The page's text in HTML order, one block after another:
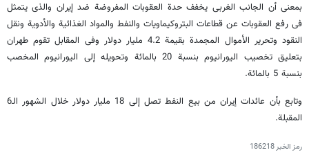
بمعنی أن الجانب الغربی یخفف حدة العقوبات المفروضة ضد إیران والذی یتمثل
فی رفع العقوبات عن قطاعات البتروکیماویات والنفط والمواد الغذائیة والأدویة ونقل
النقود وتحریر الأموال المجمدة بقیمة 4.2 ملیار دولار وفی المقابل تقوم طهران
بتعلیق تخصیب الیورانیوم بنسبة 20 بالمائة وتحویله إلی الیورانیوم المخصب
بنسبة 5 بالمائة.
وتابع بأن عائدات إیران من بیع النفط تصل إلی 18 ملیار دولار خلال الشهور الـ6
المقبلة.
رمز الخبر186218